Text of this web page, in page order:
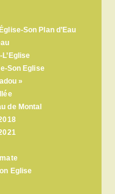
Son Plan d’Eau
Son Eglise
»
de Montal
Eglise